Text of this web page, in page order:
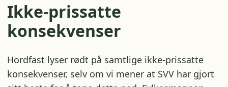
Ikke-prissatte
konsekvenser
Hordfast lyser rødt på samtlige ikke-prissatte
konsekvenser, selv om vi mener at SVV har gjort